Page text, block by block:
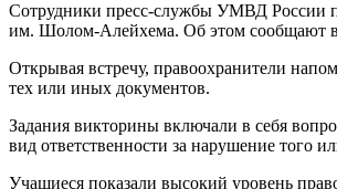
УМВД
России
Биробиджане
Сотрудники пресс-службы УМВД России
им. Шолом-Алейхема. Об этом сообщают
Открывая встречу, правоохранители
тех или иных документов.
Задания викторины включали в себя
вид ответственности за нарушение того
Учашиеся показали высокий уровень